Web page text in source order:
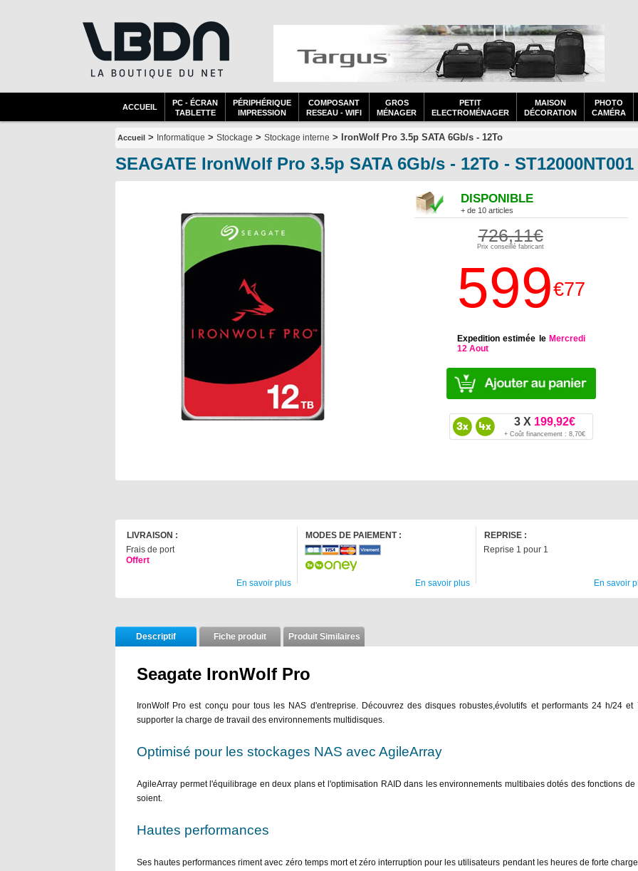
ACCUEIL
PC - ÉCRAN
TABLETTE
PÉRIPHÉRIQUE
IMPRESSION
COMPOSANT
RESEAU - WIFI
GROS
MÉNAGER
PETIT
ELECTROMÉNAGER
MAISON
DÉCORATION
PHOTO
CAMÉRA
Accueil > Informatique > Stockage > Stockage interne > IronWolf Pro 3.5p SATA 6Gb/s - 12To
SEAGATE IronWolf Pro 3.5p SATA 6Gb/s - 12To - ST12000NT001
DISPONIBLE
+ de 10 articles
726,11€
Prix conseillé fabricant
599€77
Expedition estimée le Mercredi
12 Aout
3 X 199,92€
+ Coût financement : 8,70€
LIVRAISON :
Frais de port
Offert
En savoir plus
MODES DE PAIEMENT :
En savoir plus
REPRISE :
Reprise 1 pour 1
En savoir
Descriptif Fiche produit Produit Similaires
Seagate IronWolf Pro
IronWolf Pro est conçu pour tous les NAS d'entreprise. Découvrez des disques robustes,évolutifs et performants 24 h/24 et
supporter la charge de travail des environnements multidisques.
Optimisé pour les stockages NAS avec AgileArray
AgileArray permet l'équilibrage en deux plans et l'optimisation RAID dans les environnements multibaies dotés des fonctions
soient.
Hautes performances
Ses hautes performances riment avec zéro temps mort et zéro interruption pour les utilisateurs pendant les heures de forte